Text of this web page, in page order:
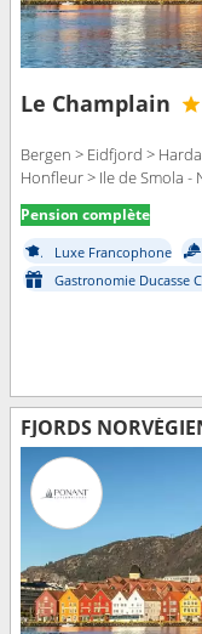
Le Champlain
Bergen > Eidfjord >
Honfleur > Ile de Smola -
Pension complète
Luxe Francophone
Gastronomie Ducasse
FJORDS